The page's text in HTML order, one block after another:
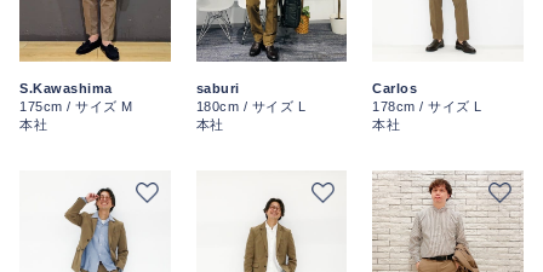
S.Kawashima
175cm / サイズ M
本社
saburi
180cm / サイズ L
本社
Carlos
178cm / サイズ L
本社